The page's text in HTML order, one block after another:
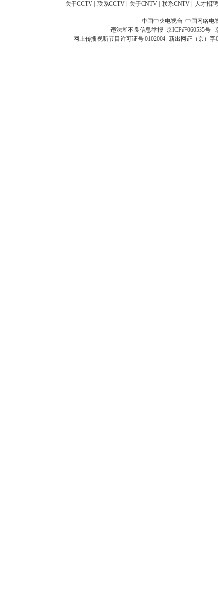
关于CCTV 联系CCTV 关于CNTV 联系CNTV 人才招聘
中国中央电视台 中国网络电
违法和不良信息举报 京ICP证060535号
网上传播视听节目许可证号 0102004 新出网证（京）